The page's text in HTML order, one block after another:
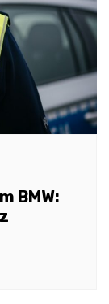
BMW: